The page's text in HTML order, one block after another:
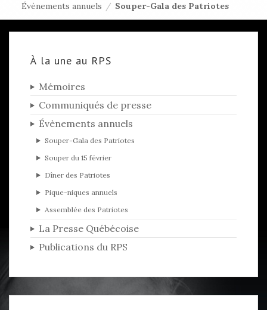
Évènements annuels / Souper-Gala des Patriotes
À la une au RPS
Mémoires
Communiqués de presse
Évènements annuels
Souper-Gala des Patriotes
Souper du 15 février
Dîner des Patriotes
Pique-niques annuels
Assemblée des Patriotes
La Presse Québécoise
Publications du RPS